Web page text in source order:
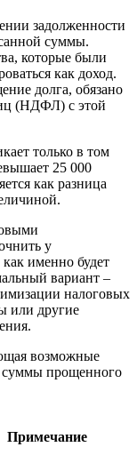
задолженности
суммы.
которые были
как доход.
долга, обязано
(НДФЛ) с этой
только в том
25 000
как разница
у
именно будет
вариант –
налоговых
или другие
возможные
суммы прощенного
Примечание